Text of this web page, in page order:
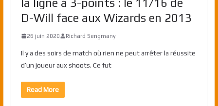
D-Will face aux Wizards en 2013
26 juin 2020 Richard Sengmany
Il y a des soirs de match où rien ne peut arrêter la réussite
d’un joueur aux shoots. Ce fut
Read More